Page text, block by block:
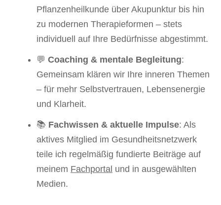
Pflanzenheilkunde über Akupunktur bis hin
zu modernen Therapieformen – stets
individuell auf Ihre Bedürfnisse abgestimmt.
💬 Coaching & mentale Begleitung:
Gemeinsam klären wir Ihre inneren Themen
– für mehr Selbstvertrauen, Lebensenergie
und Klarheit.
📚 Fachwissen & aktuelle Impulse: Als
aktives Mitglied im Gesundheitsnetzwerk
teile ich regelmäßig fundierte Beiträge auf
meinem Fachportal und in ausgewählten
Medien.